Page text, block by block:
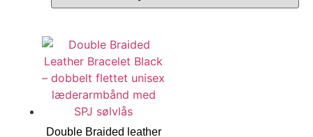
Double Braided leather